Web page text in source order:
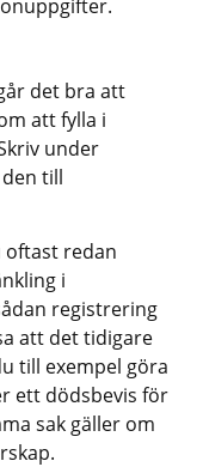
det bra att
att fylla i
under
till
oftast redan
i
registrering
att det tidigare
till exempel göra
ett dödsbevis för
sak gäller om